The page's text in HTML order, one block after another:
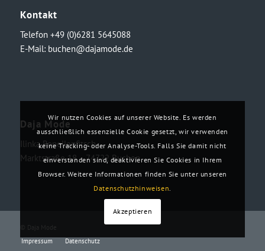
Kontakt
Telefon +49 (0)6281 5645088
E-Mail: buchen@dajamode.de
Daja Mode
Ilinka Ronellenfitsch
Marktstraße 18・74722 Buchen
© Daja Mode
Impressum
Datenschutz
Wir nutzen Cookies auf unserer Website. Es werden
ausschließlich essenzielle Cookie gesetzt, wir verwenden
keine Tracking- oder Analyse-Tools. Falls Sie damit nicht
einverstanden sind, deaktivieren Sie Cookies in Ihrem
Browser. Weitere Informationen finden Sie unter unseren
Datenschutzhinweisen.
Akzeptieren